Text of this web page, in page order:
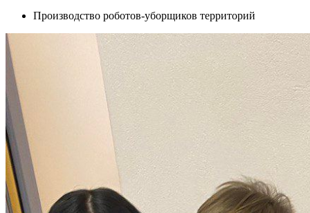
Производство роботов-уборщиков территорий